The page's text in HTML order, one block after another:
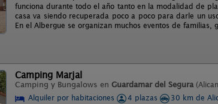
funciona durante todo el año tanto en la modalidad de
casa va siendo recuperada poco a poco para darle un
En el Albergue se organizan muchos eventos de
Camping Marjal
Camping y Bungalows en Guardamar del Segura
Alquiler por habitaciones
4 plazas
30 km de